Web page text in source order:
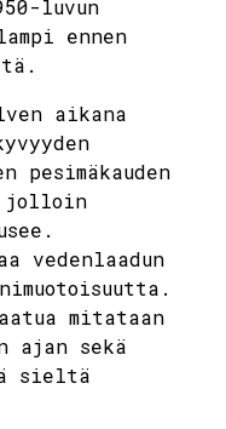
luvun
ennen
aikana
pesimäkauden
jolloin
vedenlaadun
mitataan
ajan sekä
sieltä